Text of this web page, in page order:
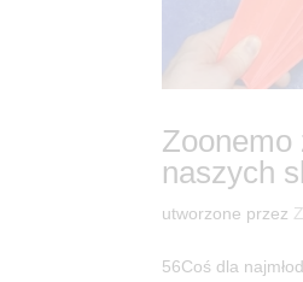
Zoonemo
naszych
utworzone przez
56Coś dla